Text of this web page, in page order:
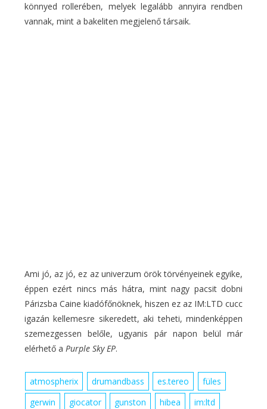
könnyed rollerében, melyek legalább annyira rendben
vannak, mint a bakeliten megjelenő társaik.
Ami jó, az jó, ez az univerzum örök törvényeinek egyike,
éppen ezért nincs más hátra, mint nagy pacsit dobni
Párizsba Caine kiadófőnöknek, hiszen ez az IM:LTD cucc
igazán kellemesre sikeredett, aki teheti, mindenképpen
szemezgessen belőle, ugyanis pár napon belül már
elérhető a Purple Sky EP.
atmospherix drumandbass es.tereo
füles
gerwin
giocator gunston hibea
im:ltd